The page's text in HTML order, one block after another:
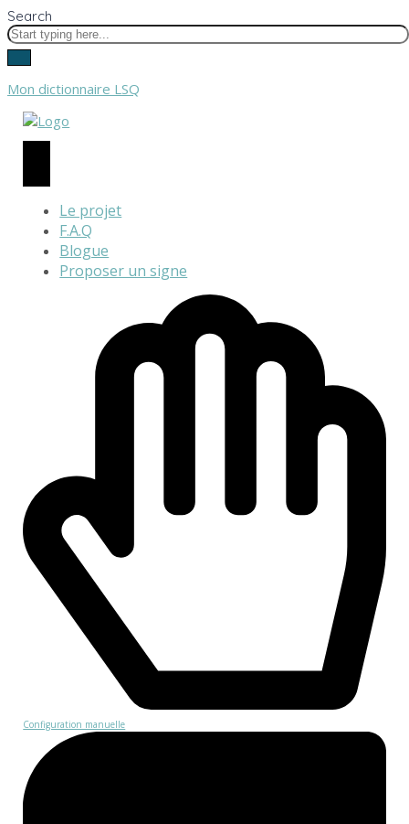
Search
Mon dictionnaire LSQ
Le projet
F.A.Q
Blogue
Proposer un signe
Configuration manuelle